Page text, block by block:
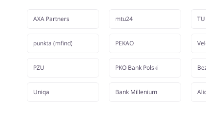
AXA Partners
punkta (mfind)
PZU
Uniqa
mtu24
PEKAO
PKO Bank Polski
Bank Millenium